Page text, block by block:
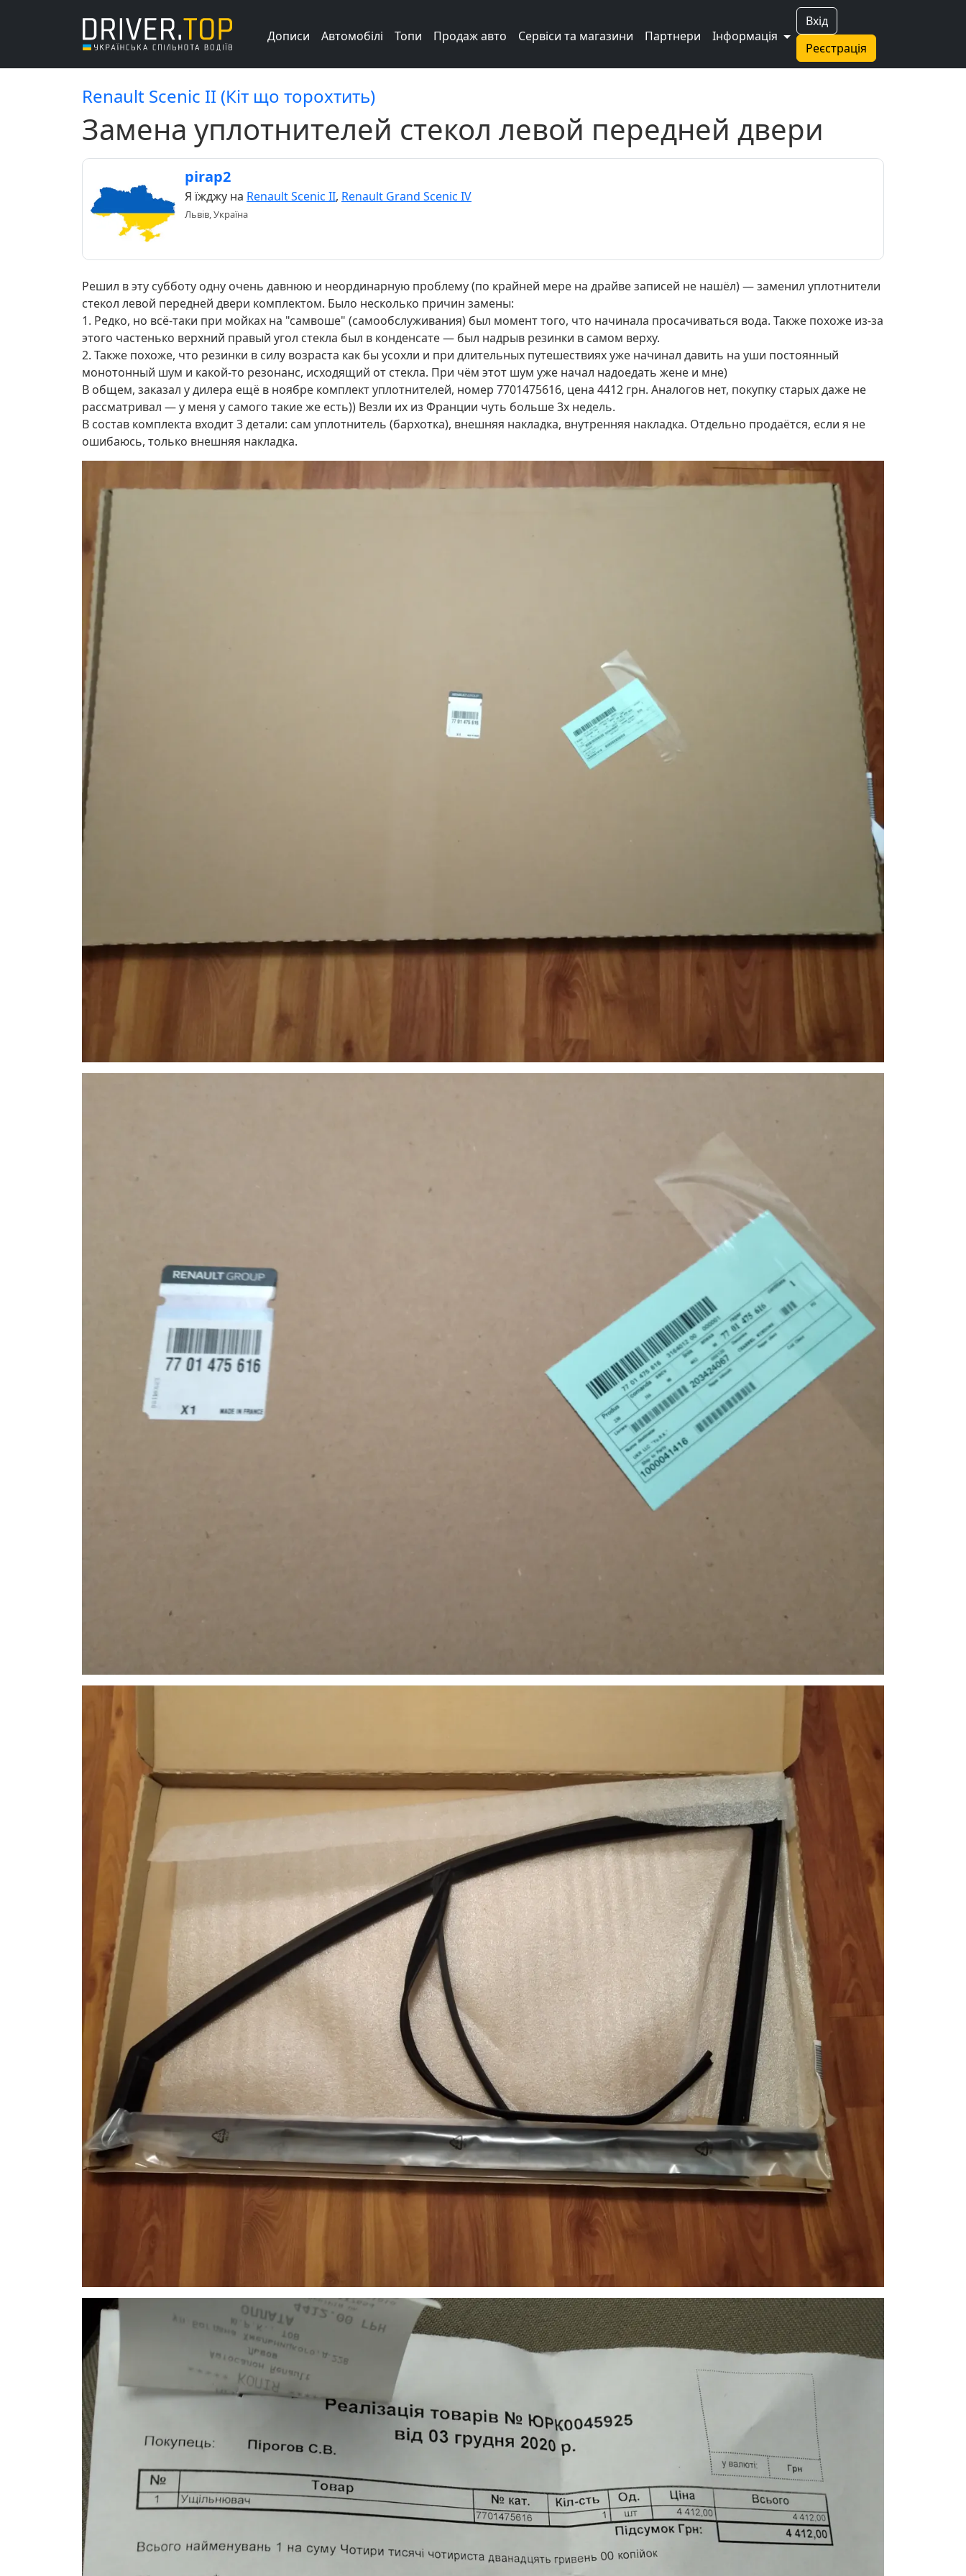
Вхід
Реєстрація
Дописи Автомобілі Топи Продаж авто Сервіси та магазини Партнери Інформація
Renault Scenic II (Кіт що торохтить)
Замена уплотнителей стекол левой передней двери
pirap2
Я їжджу на Renault Scenic II, Renault Grand Scenic IV
Львів, Україна
Решил в эту субботу одну очень давнюю и неординарную проблему (по крайней мере на драйве записей не нашёл) — заменил уплотнители
стекол левой передней двери комплектом. Было несколько причин замены:
1. Редко, но всё-таки при мойках на "самвоше" (самообслуживания) был момент того, что начинала просачиваться вода. Также похоже из-за
этого частенько верхний правый угол стекла был в конденсате — был надрыв резинки в самом верху.
2. Также похоже, что резинки в силу возраста как бы усохли и при длительных путешествиях уже начинал давить на уши постоянный
монотонный шум и какой-то резонанс, исходящий от стекла. При чём этот шум уже начал надоедать жене и мне)
В общем, заказал у дилера ещё в ноябре комплект уплотнителей, номер 7701475616, цена 4412 грн. Аналогов нет, покупку старых даже не
рассматривал — у меня у самого такие же есть)) Везли их из Франции чуть больше 3х недель.
В состав комплекта входит 3 детали: сам уплотнитель (бархотка), внешняя накладка, внутренняя накладка. Отдельно продаётся, если я не
ошибаюсь, только внешняя накладка.